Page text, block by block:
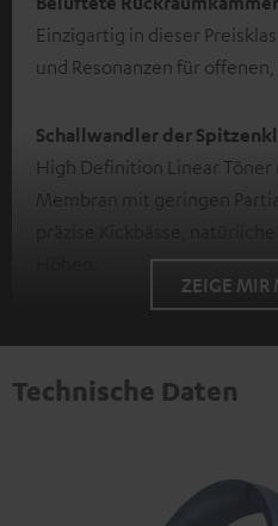
Einzigartig in dieser
und Resonanzen für
Schallwandler der
High Definition Linear
Membran mit geringen
ZEIGE MIR
Technische Daten